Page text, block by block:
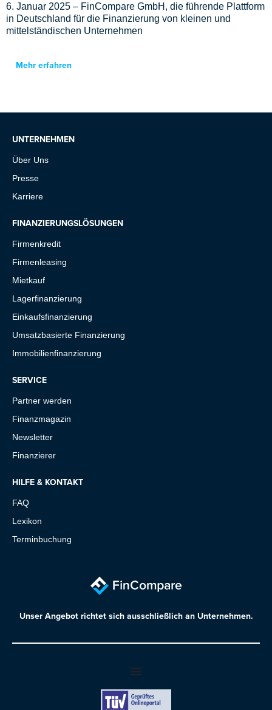
6. Januar 2025 – FinCompare GmbH, die führende Plattform
in Deutschland für die Finanzierung von kleinen und
mittelständischen Unternehmen
Mehr erfahren
UNTERNEHMEN
Über Uns
Presse
Karriere
FINANZIERUNGSLÖSUNGEN
Firmenkredit
Firmenleasing
Mietkauf
Lagerfinanzierung
Einkaufsfinanzierung
Umsatzbasierte Finanzierung
Immobilienfinanzierung
SERVICE
Partner werden
Finanzmagazin
Newsletter
Finanzierer
HILFE & KONTAKT
FAQ
Lexikon
Terminbuchung
Unser Angebot richtet sich ausschließlich an Unternehmen.